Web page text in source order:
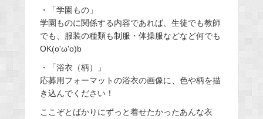
・「学園もの」
学園ものに関係する内容であれば、生徒でも教師
でも、服装の種類も制服・体操服などなど何でも
OK(o'ω'o)b
・「浴衣（柄）」
応募用フォーマットの浴衣の画像に、色や柄を描
き込んでください！
ここぞとばかりにずっと着せたかったあんな衣